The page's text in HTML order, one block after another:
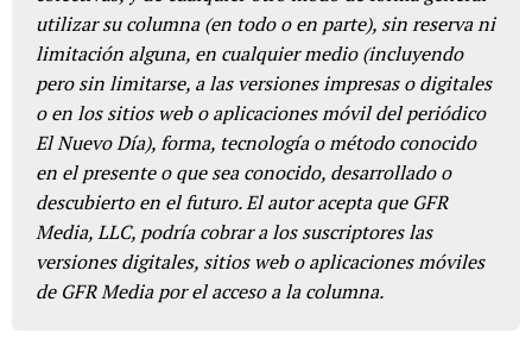
utilizar su columna (en todo o en parte), sin reserva ni
limitación alguna, en cualquier medio (incluyendo
pero sin limitarse, a las versiones impresas o digitales
o en los sitios web o aplicaciones móvil del periódico
El Nuevo Día), forma, tecnología o método conocido
en el presente o que sea conocido, desarrollado o
descubierto en el futuro. El autor acepta que GFR
Media, LLC, podría cobrar a los suscriptores las
versiones digitales, sitios web o aplicaciones móviles
de GFR Media por el acceso a la columna.